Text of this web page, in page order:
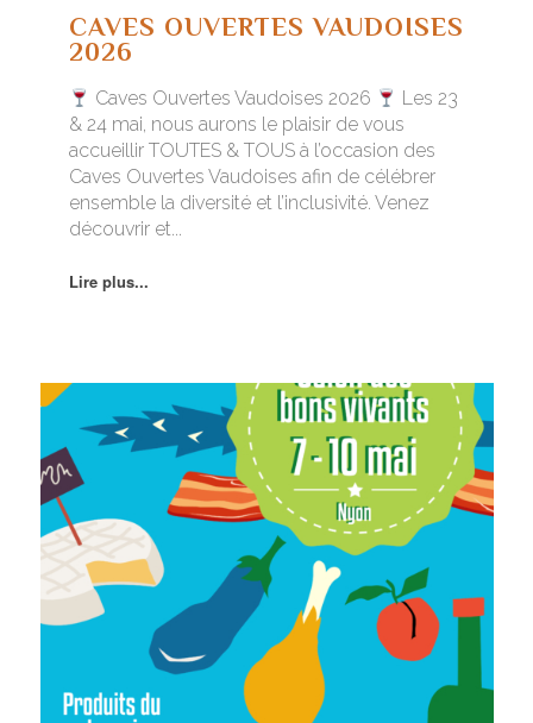
CAVES OUVERTES VAUDOISES
2026
Caves Ouvertes Vaudoises 2026
Les 23
& 24 mai, nous aurons le plaisir de vous
accueillir TOUTES & TOUS à l’occasion des
Caves Ouvertes Vaudoises afin de célébrer
ensemble la diversité et l’inclusivité. Venez
découvrir et...
Lire plus...